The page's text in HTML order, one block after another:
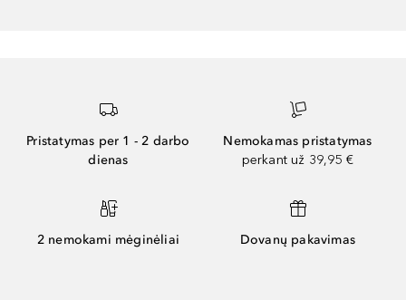
Pristatymas per 1 - 2 darbo
dienas
Nemokamas pristatymas
perkant už 39,95 €
2 nemokami mėginėliai Dovanų pakavimas